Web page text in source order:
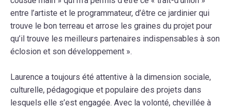
entre l’artiste et le programmateur, d’être ce jardinier qui
trouve le bon terreau et arrose les graines du projet pour
qu’il trouve les meilleurs partenaires indispensables à son
éclosion et son développement ».
Laurence a toujours été attentive à la dimension sociale,
culturelle, pédagogique et populaire des projets dans
lesquels elle s’est engagée. Avec la volonté, chevillée à